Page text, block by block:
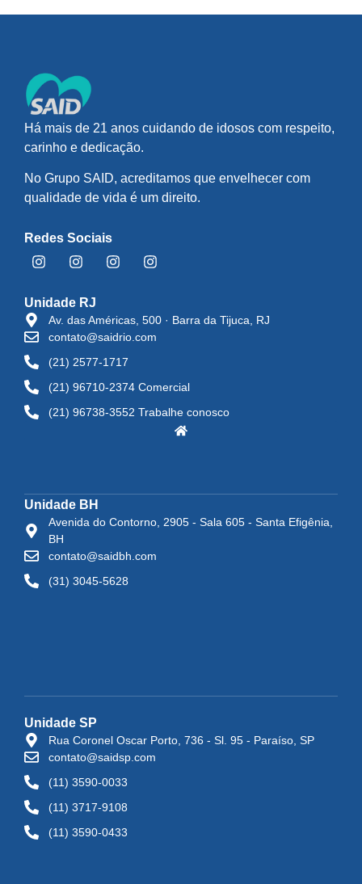
Há mais de 21 anos cuidando de idosos com respeito,
carinho e dedicação.
No Grupo SAID, acreditamos que envelhecer com
qualidade de vida é um direito.
Redes Sociais
Unidade RJ
Av. das Américas, 500 · Barra da Tijuca, RJ
contato@saidrio.com
(21) 2577-1717
(21) 96710-2374 Comercial
(21) 96738-3552 Trabalhe conosco
Unidade BH
Avenida do Contorno, 2905 - Sala 605 - Santa Efigênia,
BH
contato@saidbh.com
(31) 3045-5628
Unidade SP
Rua Coronel Oscar Porto, 736 - Sl. 95 - Paraíso, SP
contato@saidsp.com
(11) 3590-0033
(11) 3717-9108
(11) 3590-0433